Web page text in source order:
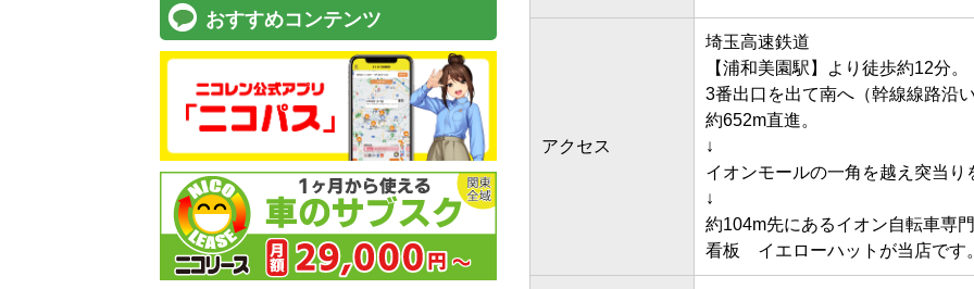
アクセス
埼玉高速鉄道
【浦和美園駅】より徒歩約12分。
3番出口を出て南へ（幹線線路沿
約652m直進。
↓
イオンモールの一角を越え突当り
↓
約104m先にあるイオン自転車専
看板　イエローハットが当店です。
おすすめコンテンツ